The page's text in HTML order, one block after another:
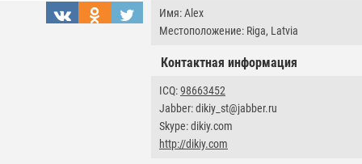
Имя: Alex
Местоположение: Riga, Latvia
Контактная информация
ICQ:98663452
Jabber: dikiy_st@jabber.ru
Skype: dikiy.com
http://dikiy.com